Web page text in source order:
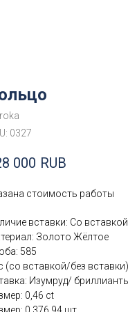
0327
000 RUB
стоимость работы
вставки: Со вставкой
Золото Жёлтое
585
(со вставкой/без
Изумруд/
0,46 ct